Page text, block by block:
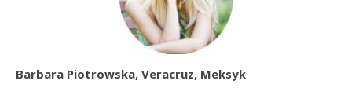
Barbara Piotrowska, Veracruz, Meksyk